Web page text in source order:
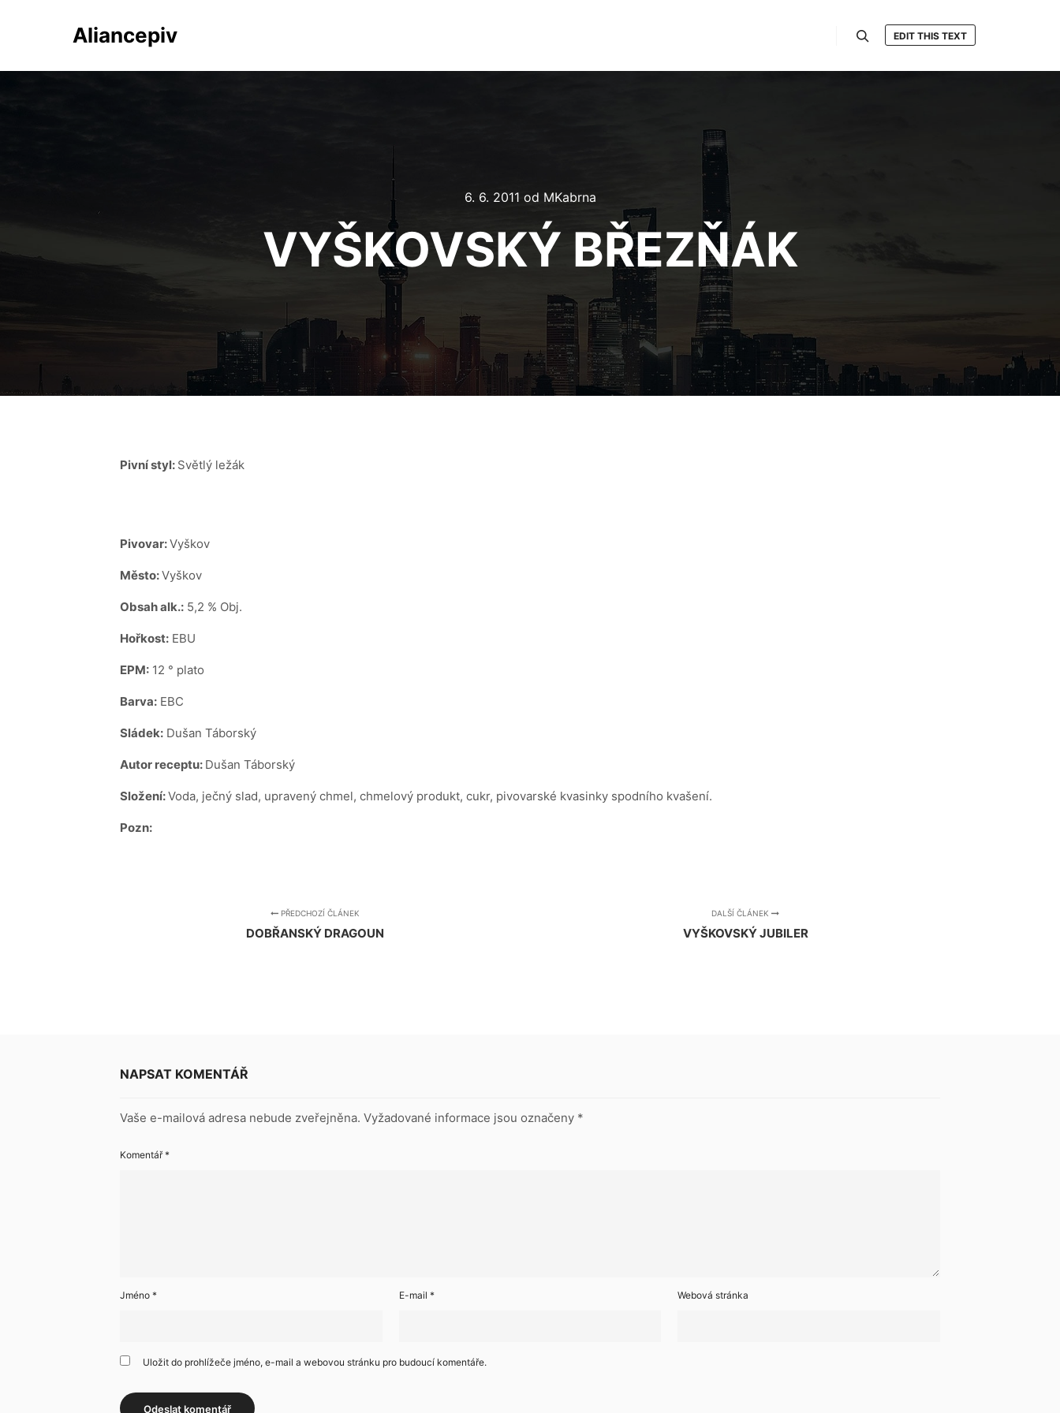
Aliancepiv EDIT THIS TEXT
6. 6. 2011 od MKabrna
VYŠKOVSKÝ BŘEZŇÁK
Pivní styl: Světlý ležák
Pivovar:Vyškov
Město:Vyškov
Obsah alk.: 5,2 % Obj.
Hořkost: EBU
EPM: 12 ° plato
Barva: EBC
Sládek: Dušan Táborský
Autor receptu: Dušan Táborský
Složení:Voda, ječný slad, upravený chmel, chmelový produkt, cukr, pivovarské kvasinky spodního kvašení.
Pozn:
PŘEDCHOZÍ ČLÁNEK
DOBŘANSKÝ DRAGOUN
DALŠÍ ČLÁNEK
VYŠKOVSKÝ JUBILER
NAPSAT KOMENTÁŘ
Vaše e-mailová adresa nebude zveřejněna. Vyžadované informace jsou označeny *
Komentář*
Jméno * E-mail * Webová stránka
Uložit do prohlížeče jméno, e-mail a webovou stránku pro budoucí komentáře.